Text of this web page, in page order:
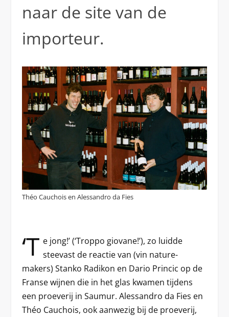
naar de site van de
importeur.
Théo Cauchois en Alessandro da Fies
‘T e jong!’ (‘Troppo giovane!’), zo luidde
steevast de reactie van (vin nature-
makers) Stanko Radikon en Dario Princic op de
Franse wijnen die in het glas kwamen tijdens
een proeverij in Saumur. Alessandro da Fies en
Théo Cauchois, ook aanwezig bij de proeverij,